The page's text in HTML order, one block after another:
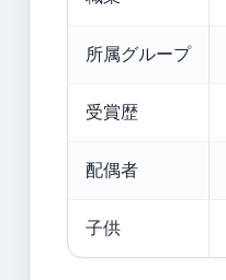
所属グループ
受賞歴
配偶者
子供